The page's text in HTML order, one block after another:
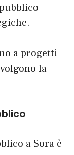
a progetti
la
a Sora è